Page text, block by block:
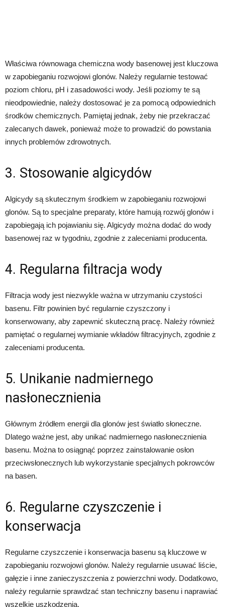
Właściwa równowaga chemiczna wody basenowej jest kluczowa
w zapobieganiu rozwojowi glonów. Należy regularnie testować
poziom chloru, pH i zasadowości wody. Jeśli poziomy te są
nieodpowiednie, należy dostosować je za pomocą odpowiednich
środków chemicznych. Pamiętaj jednak, żeby nie przekraczać
zalecanych dawek, ponieważ może to prowadzić do powstania
innych problemów zdrowotnych.
3. Stosowanie algicydów
Algicydy są skutecznym środkiem w zapobieganiu rozwojowi
glonów. Są to specjalne preparaty, które hamują rozwój glonów i
zapobiegają ich pojawianiu się. Algicydy można dodać do wody
basenowej raz w tygodniu, zgodnie z zaleceniami producenta.
4. Regularna filtracja wody
Filtracja wody jest niezwykle ważna w utrzymaniu czystości
basenu. Filtr powinien być regularnie czyszczony i
konserwowany, aby zapewnić skuteczną pracę. Należy również
pamiętać o regularnej wymianie wkładów filtracyjnych, zgodnie z
zaleceniami producenta.
5. Unikanie nadmiernego
nasłonecznienia
Głównym źródłem energii dla glonów jest światło słoneczne.
Dlatego ważne jest, aby unikać nadmiernego nasłonecznienia
basenu. Można to osiągnąć poprzez zainstalowanie osłon
przeciwsłonecznych lub wykorzystanie specjalnych pokrowców
na basen.
6. Regularne czyszczenie i
konserwacja
Regularne czyszczenie i konserwacja basenu są kluczowe w
zapobieganiu rozwojowi glonów. Należy regularnie usuwać liście,
gałęzie i inne zanieczyszczenia z powierzchni wody. Dodatkowo,
należy regularnie sprawdzać stan techniczny basenu i naprawiać
wszelkie uszkodzenia.